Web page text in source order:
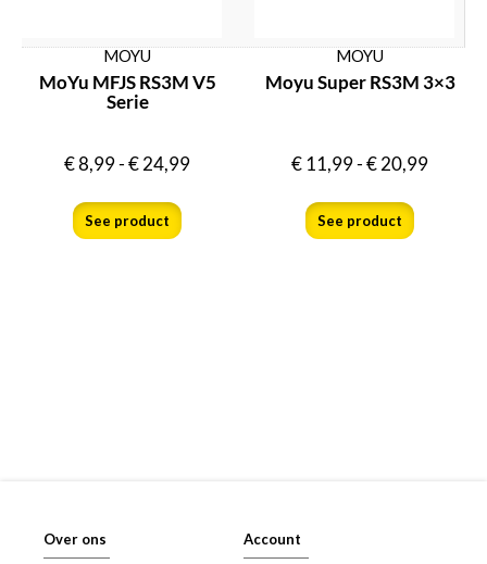
MOYU
MoYu MFJS RS3M V5
Serie
€8,99-€24,99
See product
MOYU
Moyu Super RS3M 3×3
€11,99-€20,99
See product
Over ons Account